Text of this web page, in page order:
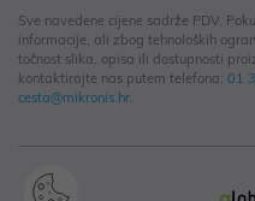
Sve navedene cijene sadrže PDV.
informacije, ali zbog tehnoloških
točnost slika, opisa ili dostupnosti
kontaktirajte nas putem telefona: 01
cesta@mikronis.hr.